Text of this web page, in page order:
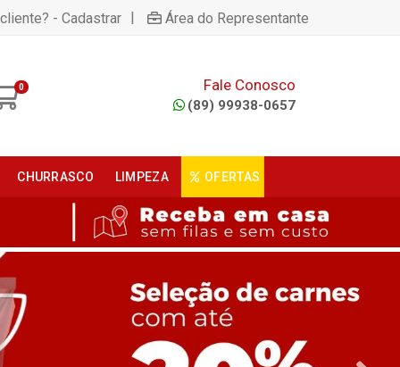
- Cadastrar | Área do Representante
0 Fale Conosco
(89) 99938-0657
CHURRASCO LIMPEZA OFERTAS